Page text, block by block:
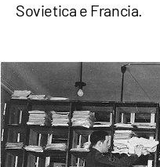
Sovietica e Francia.